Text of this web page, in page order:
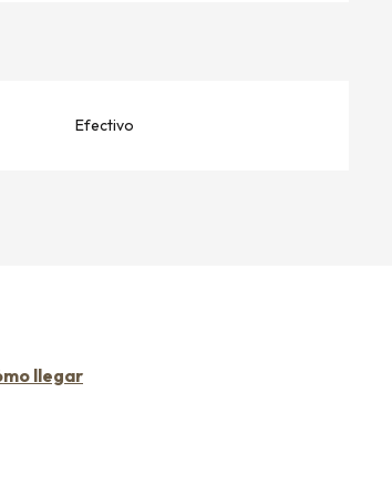
Efectivo
llegar